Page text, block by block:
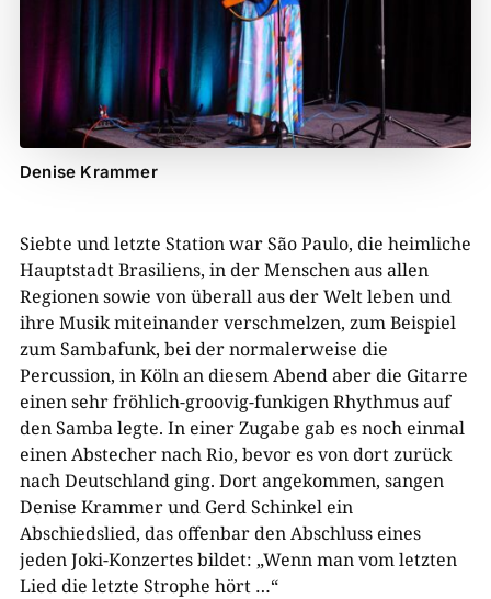
Denise Krammer
Siebte und letzte Station war São Paulo, die heimliche
Hauptstadt Brasiliens, in der Menschen aus allen
Regionen sowie von überall aus der Welt leben und
ihre Musik miteinander verschmelzen, zum Beispiel
zum Sambafunk, bei der normalerweise die
Percussion, in Köln an diesem Abend aber die Gitarre
einen sehr fröhlich-groovig-funkigen Rhythmus auf
den Samba legte. In einer Zugabe gab es noch einmal
einen Abstecher nach Rio, bevor es von dort zurück
nach Deutschland ging. Dort angekommen, sangen
Denise Krammer und Gerd Schinkel ein
Abschiedslied, das offenbar den Abschluss eines
jeden Joki-Konzertes bildet: „Wenn man vom letzten
Lied die letzte Strophe hört …“